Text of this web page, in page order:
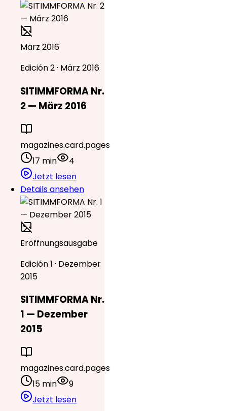
März 2016
Edición 2 · März 2016
SITIMMFORMA Nr.
2 — März 2016
magazines.card.pages
17 min
4
Jetzt lesen
Details ansehen
Eröffnungsausgabe
Edición 1 · Dezember
2015
SITIMMFORMA Nr.
1 — Dezember
2015
magazines.card.pages
15 min
9
Jetzt lesen